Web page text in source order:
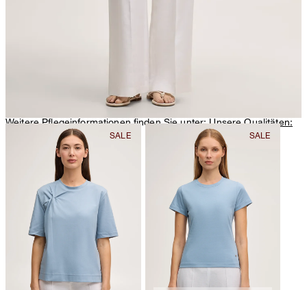
chemische Reinigung mit Perchlorethylen, schonend
Weitere Pflegeinformationen finden Sie unter:Unsere Qualitäten: